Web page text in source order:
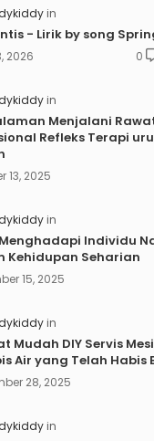
- Lirik by song
2026 0
Menjalani
Refleks Terapi
13, 2025
Individu
Kehidupan Seharian
15, 2025
Mudah DIY Servis
Air yang Telah Habis
28, 2025